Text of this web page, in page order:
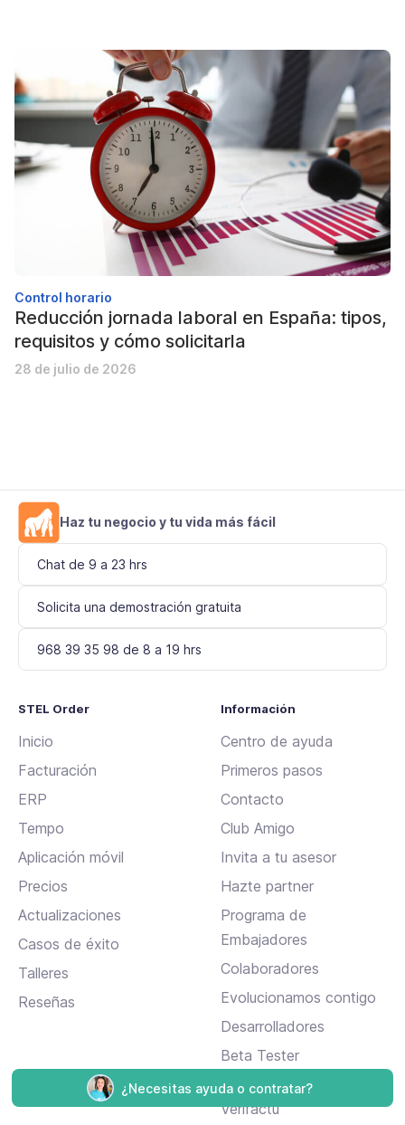
Control horario
Reducción jornada laboral en España: tipos,
requisitos y cómo solicitarla
28 de julio de 2026
¿Necesitas ayuda o contratar?
Haz tu negocio y tu vida más fácil
Chat de 9 a 23 hrs
Solicita una demostración gratuita
968 39 35 98 de 8 a 19 hrs
STEL Order
Inicio
Facturación
ERP
Tempo
Aplicación móvil
Precios
Actualizaciones
Casos de éxito
Talleres
Reseñas
Información
Centro de ayuda
Primeros pasos
Contacto
Club Amigo
Invita a tu asesor
Hazte partner
Programa de
Embajadores
Colaboradores
Evolucionamos contigo
Desarrolladores
Beta Tester
Declaración responsable
Verifactu